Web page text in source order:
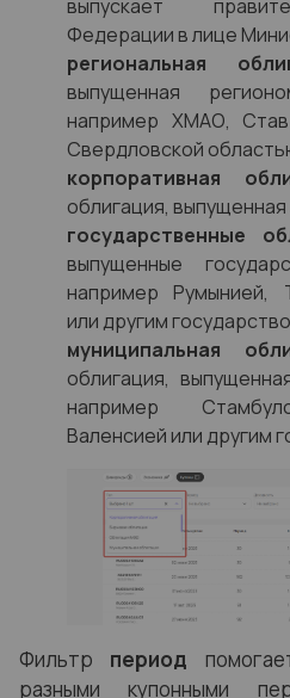
выпускает
Федерации в лице
региональная
выпущенная
например ХМАО,
Свердловской
корпоративная
облигация,
государственные
выпущенные
например Румынией,
или другим
муниципальная
облигация,
например
Валенсией или другим
Фильтр период
разными купонными